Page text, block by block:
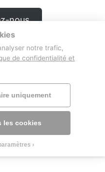
nous
notre trafic,
de confidentialité et
uniquement
les cookies